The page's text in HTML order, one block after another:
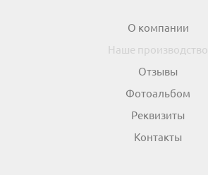
О компании
Наше производство
Отзывы
Фотоальбом
Реквизиты
Контакты